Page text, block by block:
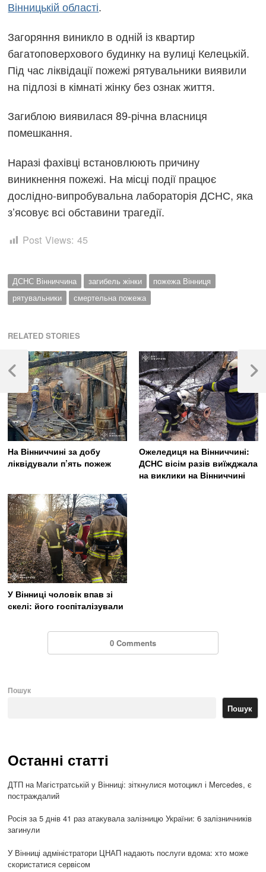
Вінницькій області.
Загоряння виникло в одній із квартир
багатоповерхового будинку на вулиці Келецькій.
Під час ліквідації пожежі рятувальники виявили
на підлозі в кімнаті жінку без ознак життя.
Загиблою виявилася 89-річна власниця
помешкання.
Наразі фахівці встановлюють причину
виникнення пожежі. На місці події працює
дослідно-випробувальна лабораторія ДСНС, яка
з’ясовує всі обставини трагедії.
Post Views: 45
ДСНС Вінниччина загибель жінки
пожежа Вінниця
рятувальники
смертельна пожежа
RELATED STORIES
На Вінниччині за добу
ліквідували п’ять пожеж
Ожеледиця на Вінниччині:
ДСНС вісім разів виїжджала
на виклики на Вінниччині
У Вінниці чоловік впав зі
скелі: його госпіталізували
0 Comments
Навігація
записів
Previous
Next
Post
Пошук
Пошук
Останні статті
ДТП на Магістратській у Вінниці: зіткнулися мотоцикл і Mercedes, є
постраждалий
Росія за 5 днів 41 раз атакувала залізницю України: 6 залізничників
загинули
У Вінниці адміністратори ЦНАП надають послуги вдома: хто може
скористатися сервісом